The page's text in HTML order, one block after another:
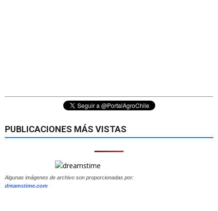
PUBLICACIONES MÁS VISTAS
Algunas imágenes de archivo son proporcionadas por:
dreamstime.com